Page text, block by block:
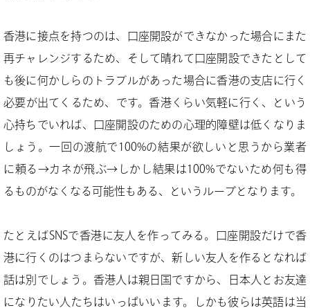
香港に接点を持つのは、口座開設ができなかった場合にまた
再チャレンジするため、そして晴れて口座開設できたとして
も後に何かしらのトラブルがあった場合に香港の支店に行く
必要が出てくるため、です。香港くらい気軽に行く、という
心持ちでいれば、口座開設のための心理的障壁は低くなりま
しょう。一回の渡航で100%の結果が欲しいと思うから業者
に頼る→カネが飛ぶ→しかし結果は100%でないため何も得
るものがなくなる可能性もある、というループとなります。
たとえばSNSで香港に友人を作ってみる。口座開設だけで香
港に行くのはつまらないですが、新しい友人を作るとなれば
話は別でしょう。香港人は親日国ですから、日本人とお友達
になりたい人たちはいっぱいいます。しかも彼らは英語は当